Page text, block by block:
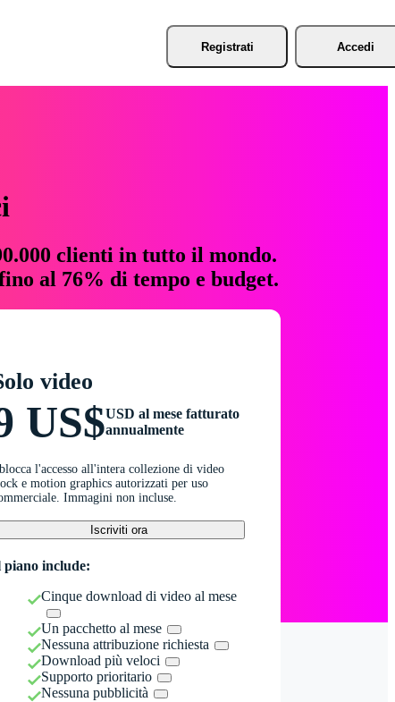
Registrati Accedi
clienti in tutto il mondo.
al 76% di tempo e budget.
video
US$USD al mese fatturato
annualmente
l'accesso all'intera collezione di video
e motion graphics autorizzati per uso
Immagini non incluse.
Iscriviti ora
piano include:
Cinque download di video al mese
Un pacchetto al mese
Nessuna attribuzione richiesta
Download più veloci
Supporto prioritario
Nessuna pubblicità